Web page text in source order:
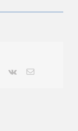
Pinterest
Vk Email